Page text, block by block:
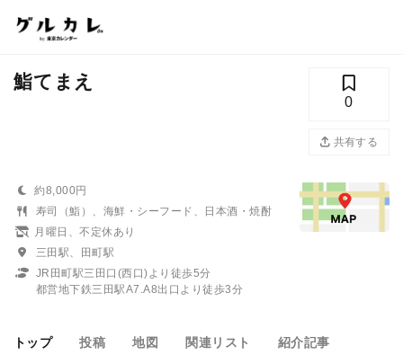
鮨てまえ
0
共有する
約8,000円
寿司（鮨）、海鮮・シーフード、日本酒・焼酎
月曜日、不定休あり
三田駅、田町駅
JR田町駅三田口(西口)より徒歩5分
都営地下鉄三田駅A7.A8出口より徒歩3分
トップ 投稿 地図 関連リスト 紹介記事